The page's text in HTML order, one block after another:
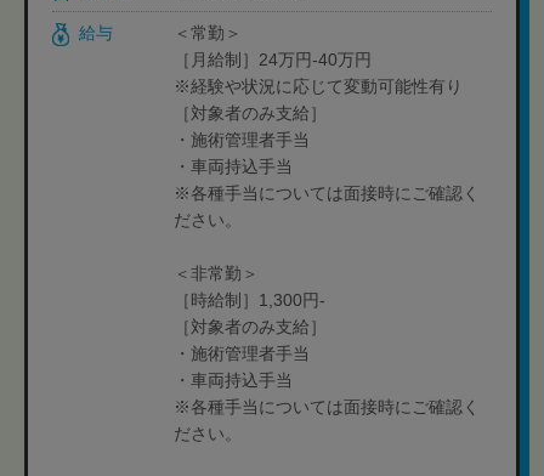
給与
＜常勤＞
［月給制］24万円-40万円
※経験や状況に応じて変動可能性有り
［対象者のみ支給］
・施術管理者手当
・車両持込手当
※各種手当については面接時にご確認く
ださい。
＜非常勤＞
［時給制］1,300円-
［対象者のみ支給］
・施術管理者手当
・車両持込手当
※各種手当については面接時にご確認く
ださい。